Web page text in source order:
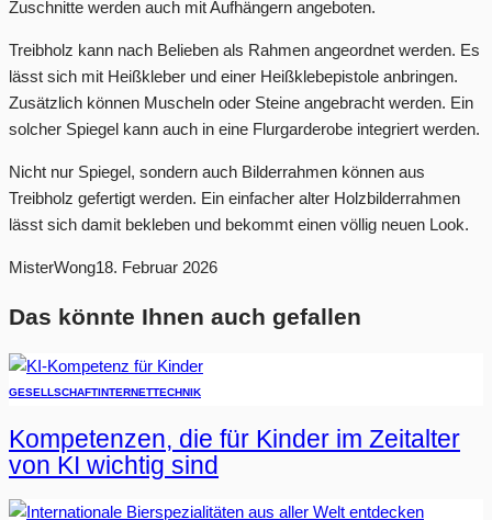
Zuschnitte werden auch mit Aufhängern angeboten.
Treibholz kann nach Belieben als Rahmen angeordnet werden. Es
lässt sich mit Heißkleber und einer Heißklebepistole anbringen.
Zusätzlich können Muscheln oder Steine angebracht werden. Ein
solcher Spiegel kann auch in eine Flurgarderobe integriert werden.
Nicht nur Spiegel, sondern auch Bilderrahmen können aus
Treibholz gefertigt werden. Ein einfacher alter Holzbilderrahmen
lässt sich damit bekleben und bekommt einen völlig neuen Look.
MisterWong18. Februar 2026
Das könnte Ihnen auch gefallen
GESELLSCHAFTINTERNETTECHNIK
Kompetenzen, die für Kinder im Zeitalter
von KI wichtig sind